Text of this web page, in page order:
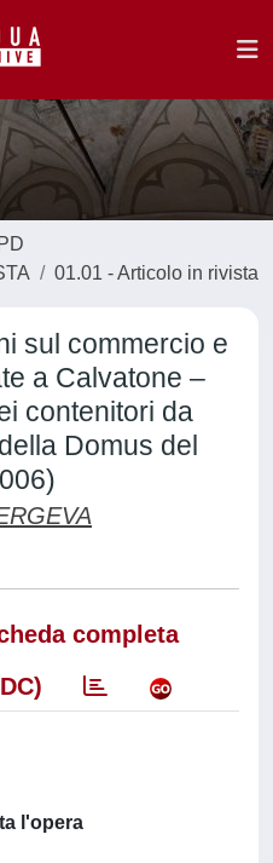
01.01 - Articolo in rivista
sul commercio e
a Calvatone –
contenitori da
Domus del
completa
l'opera